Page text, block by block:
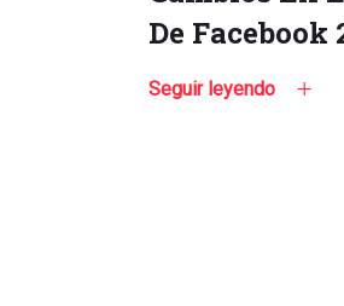
De Facebook
Seguir leyendo